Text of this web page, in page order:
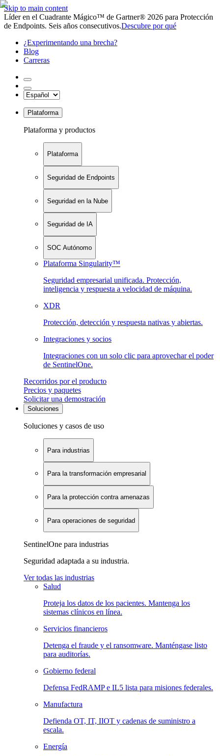
Skip to main content
Líder en el Cuadrante Mágico™ de Gartner® 2026 para Protección
de Endpoints. Seis años consecutivos.Descubre por qué
¿Experimentando una brecha?
Blog
Carreras
Plataforma
Plataforma y productos
Plataforma
Seguridad de Endpoints
Seguridad en la Nube
Seguridad de IA
SOC Autónomo
Plataforma Singularity™
Seguridad empresarial unificada. Protección,
inteligencia y respuesta a velocidad de máquina.
XDR
Protección, detección y respuesta nativas y abiertas.
Integraciones y socios
Integraciones con un solo clic para aprovechar el poder
de SentinelOne.
Recorridos por el producto
Precios y paquetes
Solicitar una demostración
Soluciones
Soluciones y casos de uso
Para industrias
Para la transformación empresarial
Para la protección contra amenazas
Para operaciones de seguridad
SentinelOne para industrias
Seguridad adaptada a su industria.
Ver todas las industrias
Salud
Proteja los datos de los pacientes. Mantenga los
sistemas clínicos en línea.
Servicios financieros
Detenga el fraude y el ransomware. Manténgase listo
para auditorías.
Gobierno federal
Defensa FedRAMP e IL5 lista para misiones federales.
Manufactura
Defienda OT, IT, IIOT y cadenas de suministro a
escala.
Energía